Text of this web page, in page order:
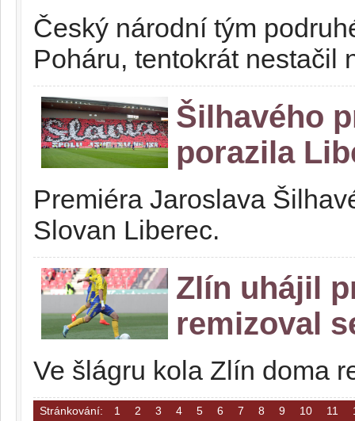
Český národní tým
Poháru, tentokrát nestačil
Šilhavého
porazila
Premiéra Jaroslava
Slovan Liberec.
Zlín uhájil
remizoval
Ve šlágru kola Zlín doma
Stránkování: 1 2 3 4 5 6 7 8 9 10 11